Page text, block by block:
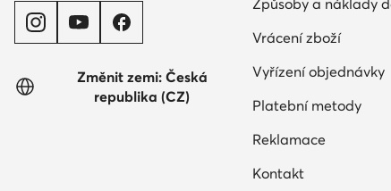
Změnit zemi: Česká
republika (CZ)
Způsoby a náklady
Vrácení zboží
Vyřízení objednávky
Platební metody
Reklamace
Kontakt